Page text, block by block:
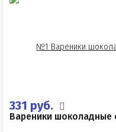
331 руб.
Вареники шоколадные